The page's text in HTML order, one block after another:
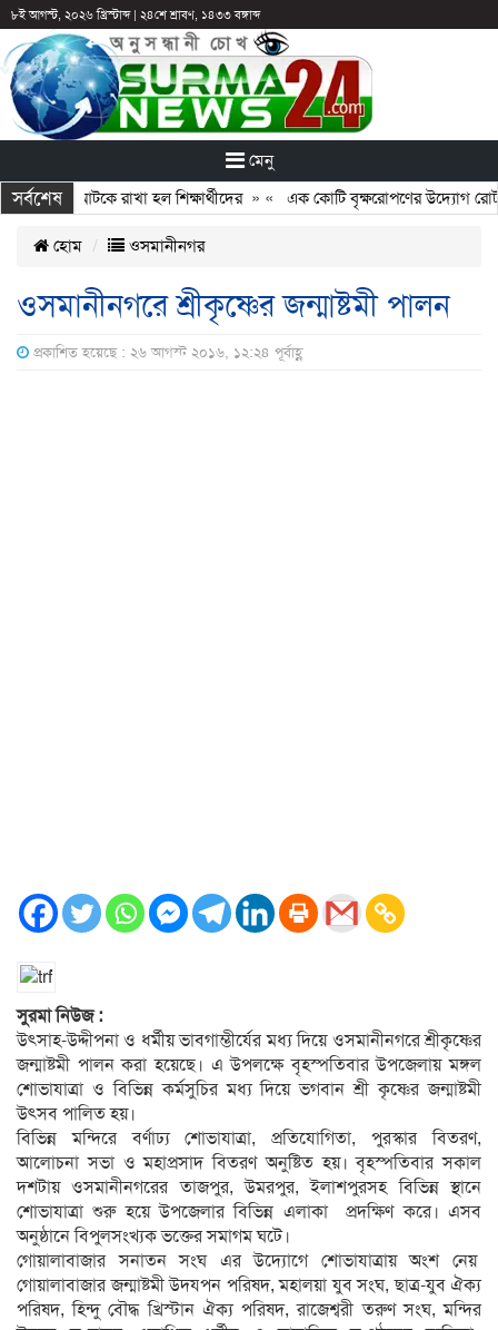
৮ই আগস্ট, ২০২৬ খ্রিস্টাব্দ| ২৪শে শ্রাবণ, ১৪৩৩ বঙ্গাব্দ
মেনু
সর্বশেষ
পরও আটকে রাখা হল শিক্ষার্থীদের» «এক কোটি বৃক্ষরোপণের উদ্যোগ
হোম ওসমানীনগর
ওসমানীনগরে শ্রীকৃষ্ণের জন্মাষ্টমী পালন
প্রকাশিত হয়েছে : ২৬ আগস্ট ২০১৬, ১২:২৪ পূর্বাহ্ণ
সুরমা নিউজ :
উৎসাহ-উদ্দীপনা ও ধর্মীয় ভাবগাম্ভীর্যের মধ্য দিয়ে ওসমানীনগরে শ্রীকৃষ্ণের
জন্মাষ্টমী পালন করা হয়েছে। এ উপলক্ষে বৃহস্পতিবার উপজেলায় মঙ্গল
শোভাযাত্রা ও বিভিন্ন কর্মসুচির মধ্য দিয়ে ভগবান শ্রী কৃষ্ণের জন্মাষ্টমী
উৎসব পালিত হয়।
বিভিন্ন মন্দিরে বর্ণাঢ্য শোভাযাত্রা, প্রতিযোগিতা, পুরস্কার বিতরণ,
আলোচনা সভা ও মহাপ্রসাদ বিতরণ অনুষ্টিত হয়। বৃহস্পতিবার সকাল
দশটায় ওসমানীনগরের তাজপুর, উমরপুর, ইলাশপুরসহ বিভিন্ন স্থানে
শোভাযাত্রা শুরু হয়ে উপজেলার বিভিন্ন এলাকা প্রদক্ষিণ করে। এসব
অনুষ্ঠানে বিপুলসংখ্যক ভক্তের সমাগম ঘটে।
গোয়ালাবাজার সনাতন সংঘ এর উদ্যোগে শোভাযাত্রায় অংশ নেয়
গোয়ালাবাজার জন্মাষ্টমী উদযপন পরিষদ, মহালয়া যুব সংঘ, ছাত্র-যুব ঐক্য
পরিষদ, হিন্দু বৌদ্ধ খ্রিস্টান ঐক্য পরিষদ, রাজেশ্বরী তরুণ সংঘ, মন্দির